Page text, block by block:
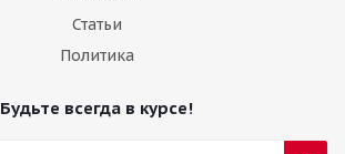
Статьи
Политика
Будьте всегда в курсе!